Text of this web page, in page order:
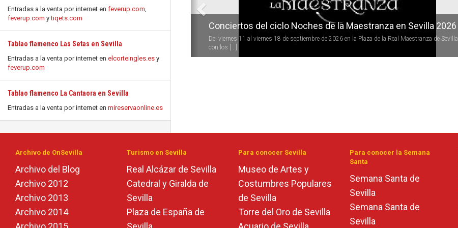
Entradas a la venta por internet en feverup.com,
feverup.com ytiqets.com
Tablao flamenco Las Setas en Sevilla
Entradas a la venta por internet en elcorteingles.es y
feverup.com
Tablao flamenco La Cantaora en Sevilla
Entradas a la venta por internet en mireservaonline.es
Conciertos del ciclo Noches de la Maestranza en Sevilla 2026
Del viernes 11 al viernes 18 de septiembre de 2026 en la Plaza de la Real Maestranza de Sevilla
con los [...]
Archivo de OnSevilla
Archivo del Blog
Archivo 2012
Archivo 2013
Archivo 2014
Turismo en Sevilla
Real Alcázar de Sevilla
Catedral y Giralda de
Sevilla
Plaza de España de
Para conocer Sevilla
Museo de Artes y
Costumbres Populares
de Sevilla
Torre del Oro de Sevilla
Para conocer la Semana
Santa
Semana Santa de
Sevilla
Semana Santa de
Sevilla